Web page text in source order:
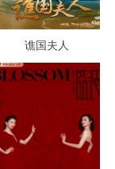
谯国夫人